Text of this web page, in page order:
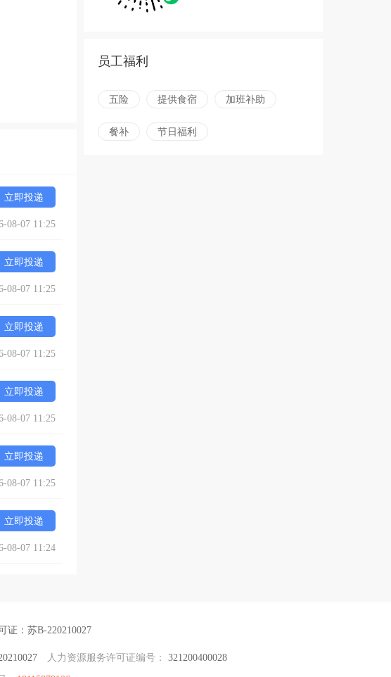
立即投递
08-07 11:25
立即投递
08-07 11:25
立即投递
08-07 11:25
立即投递
08-07 11:25
立即投递
08-07 11:25
立即投递
08-07 11:24
员工福利
五险 提供食宿 加班补助
餐补 节日福利
证：苏B-220210027
人力资源服务许可证编号： 321200400028